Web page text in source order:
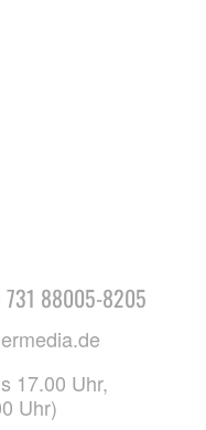
731 88005-8205
17.00 Uhr,
Uhr)